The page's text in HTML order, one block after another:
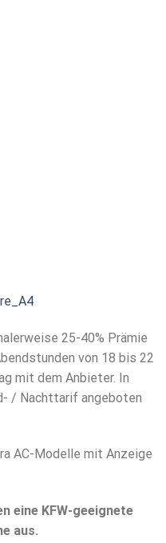
25-40% Prämie
von 18 bis 22
mit dem Anbieter. In
/ Nachttarif angeboten
AC-Modelle mit Anzeige
eine KFW-geeignete
aus.